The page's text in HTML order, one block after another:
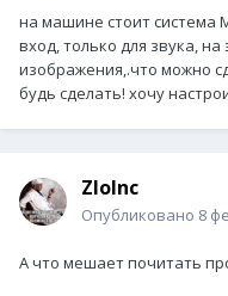
на машине стоит система
вход, только для звука,
изображения,.что можно
будь сделать! хочу
ZloInc
Опубликовано 8
А что мешает почитать